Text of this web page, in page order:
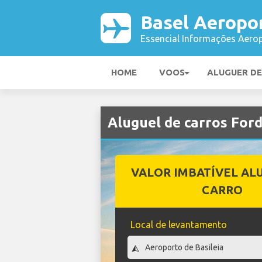
Basel
Essencial Informações
HOME VOOS ALUGUER
Aluguel de carros
VALOR IMBATÍVEL
CARRO
Local de levantamento